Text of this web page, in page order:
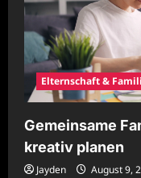
Elternschaft &
Gemeinsame
kreativ planen
Jayden August 9,